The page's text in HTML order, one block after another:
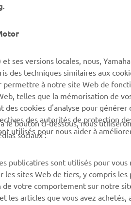
ses versions locales, nous,
des techniques similaires aux
permettre à notre site Web de
telles que la mémorisation de
des cookies d'analyse pour
des autorités de protection
utilisés pour nous aider à
le bouton ci-dessous, nous
sociaux :
publicatires sont utilisés pour
les sites Web de tiers, y compris
votre comportement sur notre
les articles que vous avez